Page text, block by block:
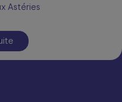
Astéries